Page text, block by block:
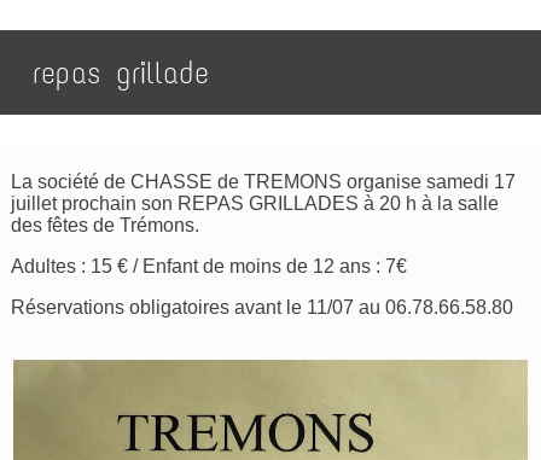
repas grillade
La société de CHASSE de TREMONS organise samedi 17
juillet prochain son REPAS GRILLADES à 20 h à la salle
des fêtes de Trémons.
Adultes : 15 € / Enfant de moins de 12 ans : 7€
Réservations obligatoires avant le 11/07 au 06.78.66.58.80